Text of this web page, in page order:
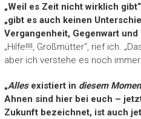
„Weil es Zeit nicht wirklich gibt“
„gibt es auch keinen
Vergangenheit, Gegenwart
„Hilfe!!!!, Großmütter“, rief ich.
aber ich verstehe es noch
„Allesexistiert in diesem
Ahnen sind hier bei euch –
Zukunft bezeichnet, ist auch